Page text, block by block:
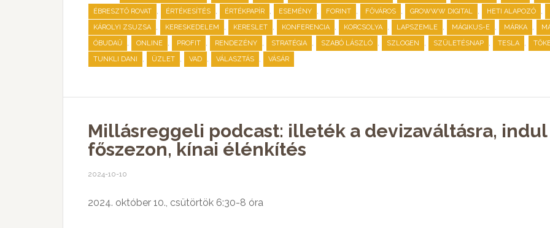
ÉBRESZTŐ ROVAT , ÉRTÉKESÍTÉS , ÉRTÉKPAPÍR , ESEMÉNY , FORINT , FŐVÁROS , GROWWW DIGITAL , HETI ALAPOZÓ ,
KÁROLYI ZSUZSA , KERESKEDELEM , KERESLET , KONFERENCIA , KORCSOLYA , LAPSZEMLE , MÁGIKUS-E , MÁRKA ,
ÓBUDAŰ , ONLINE , PROFIT , RENDEZÉNY , STRATÉGIA , SZABÓ LÁSZLÓ , SZLOGEN , SZÜLETÉSNAP , TESLA ,
TUNKLI DANI , ÜZLET , VAD , VÁLASZTÁS , VÁSÁR
Millásreggeli podcast: illeték a devizaváltásra,
főszezon, kínai élénkítés
2024-10-10
2024. október 10., csütörtök 6:30-8 óra